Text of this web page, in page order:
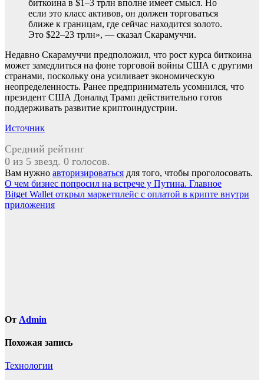
биткоина в $1–3 трлн вполне имеет смысл. Но
если это класс активов, он должен торговаться
ближе к границам, где сейчас находится золото.
Это $22–23 трлн», — сказал Скарамуччи.
Недавно Скарамуччи предположил, что рост курса биткоина
может замедлиться на фоне торговой войны США с другими
странами, поскольку она усиливает экономическую
неопределенность. Ранее предприниматель усомнился, что
президент США Дональд Трамп действительно готов
поддерживать развитие криптоиндустрии.
Источник
Средний рейтинг
0 из 5 звезд. 0 голосов.
Вам нужно авторизироваться для того, чтобы проголосовать.
Навигация
по
О чем бизнес попросил на встрече у Путина. Главное
Bitget Wallet открыл маркетплейс с оплатой в крипте внутри
приложения
От Admin
Похожая запись
Технологии